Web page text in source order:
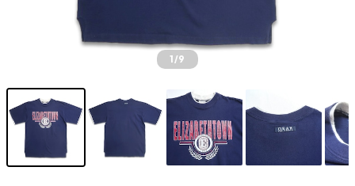
1/9